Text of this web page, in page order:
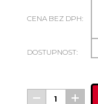
CENA BEZ DPH:
DOSTUPNOST: